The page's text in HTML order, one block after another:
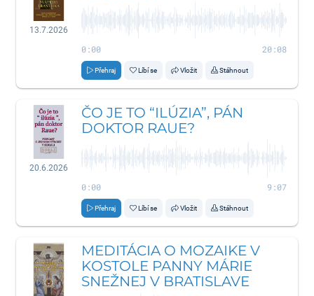
13.7.2026
0:00 20:08
Přehraj Líbí se Vložit Stáhnout
20.6.2026
ČO JE TO “ILÚZIA”, PÁN
DOKTOR RAUE?
0:00 9:07
Přehraj Líbí se Vložit Stáhnout
MEDITÁCIA O MOZAIKE V
KOSTOLE PANNY MÁRIE
SNEŽNEJ V BRATISLAVE